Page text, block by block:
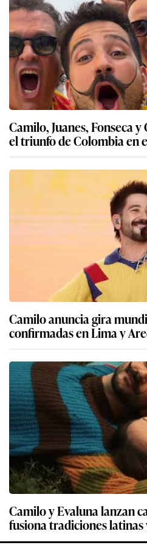
Camilo, Juanes, Fonseca
el triunfo de Colombia en
Camilo anuncia gira
confirmadas en Lima y
Camilo y Evaluna lanzan
fusiona tradiciones latinas